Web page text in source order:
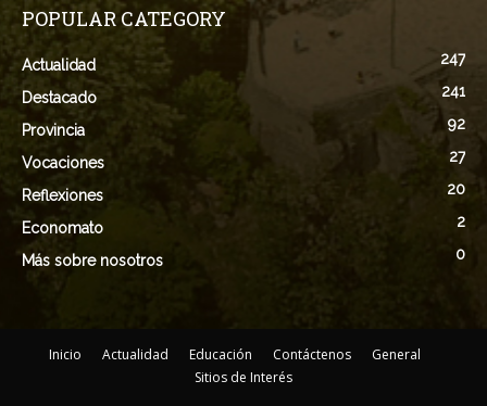
POPULAR CATEGORY
Actualidad 247
Destacado 241
Provincia 92
Vocaciones 27
Reflexiones 20
Economato 2
Más sobre nosotros 0
Inicio Actualidad Educación Contáctenos
General
Sitios de Interés